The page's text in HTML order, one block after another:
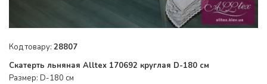
Код товару: 28807
Скатерть льняная Alltex 170692 круглая D-180 см
Размер: D-180 см